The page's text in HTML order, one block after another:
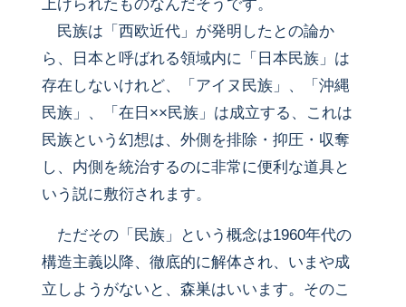
上げられたものなんだそうです。
民族は「西欧近代」が発明したとの論か
ら、日本と呼ばれる領域内に「日本民族」は
存在しないけれど、「アイヌ民族」、「沖縄
民族」、「在日××民族」は成立する、これは
民族という幻想は、外側を排除・抑圧・収奪
し、内側を統治するのに非常に便利な道具と
いう説に敷衍されます。
ただその「民族」という概念は1960年代の
構造主義以降、徹底的に解体され、いまや成
立しようがないと、森巣はいいます。そのこ